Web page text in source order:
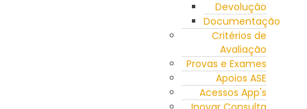
Devolução
Documentação
Critérios de
Avaliação
Provas e Exames
Apoios ASE
Acessos App's